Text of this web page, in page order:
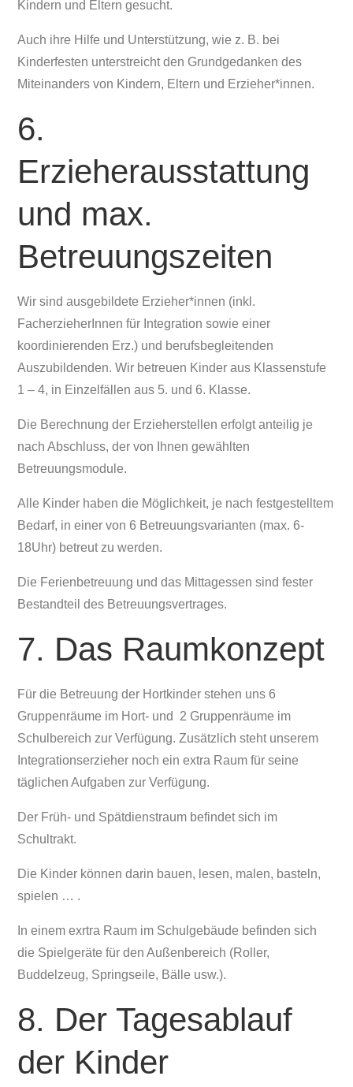
Kindern und Eltern gesucht.
Auch ihre Hilfe und Unterstützung, wie z. B. bei
Kinderfesten unterstreicht den Grundgedanken des
Miteinanders von Kindern, Eltern und Erzieher*innen.
6.
Erzieherausstattung
und max.
Betreuungszeiten
Wir sind ausgebildete Erzieher*innen (inkl.
FacherzieherInnen für Integration sowie einer
koordinierenden Erz.) und berufsbegleitenden
Auszubildenden. Wir betreuen Kinder aus Klassenstufe
1 – 4, in Einzelfällen aus 5. und 6. Klasse.
Die Berechnung der Erzieherstellen erfolgt anteilig je
nach Abschluss, der von Ihnen gewählten
Betreuungsmodule.
Alle Kinder haben die Möglichkeit, je nach festgestelltem
Bedarf, in einer von 6 Betreuungsvarianten (max. 6-
18Uhr) betreut zu werden.
Die Ferienbetreuung und das Mittagessen sind fester
Bestandteil des Betreuungsvertrages.
7. Das Raumkonzept
Für die Betreuung der Hortkinder stehen uns 6
Gruppenräume im Hort- und 2 Gruppenräume im
Schulbereich zur Verfügung. Zusätzlich steht unserem
Integrationserzieher noch ein extra Raum für seine
täglichen Aufgaben zur Verfügung.
Der Früh- und Spätdienstraum befindet sich im
Schultrakt.
Die Kinder können darin bauen, lesen, malen, basteln,
spielen … .
In einem exrtra Raum im Schulgebäude befinden sich
die Spielgeräte für den Außenbereich (Roller,
Buddelzeug, Springseile, Bälle usw.).
8. Der Tagesablauf
der Kinder